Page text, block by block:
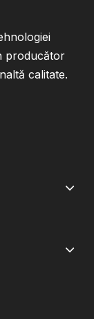
producător
calitate.